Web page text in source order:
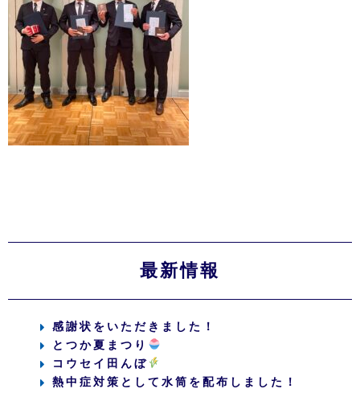
最新情報
感謝状をいただきました！
とつか夏まつり
コウセイ田んぼ
熱中症対策として水筒を配布しました！